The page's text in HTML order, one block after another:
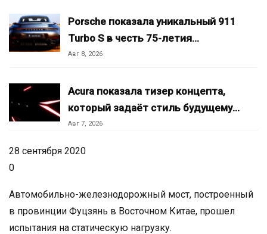
Porsche показала уникальный 911
Turbo S в честь 75-летия…
Авг 8, 2026
Acura показала тизер концепта,
который задаёт стиль будущему…
Авг 7, 2026
28 сентября 2020
0
Автомобильно-железнодорожный мост, построенный
в провинции Фуцзянь в Восточном Китае, прошел
испытания на статическую нагрузку.